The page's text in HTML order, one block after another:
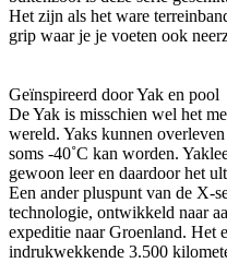
Het zijn als het ware
grip waar je je voeten ook
Geïnspireerd door Yak en pool
De Yak is misschien wel het
wereld. Yaks kunnen
soms -40˚C kan worden.
gewoon leer en daardoor het
Een ander pluspunt van de X-
technologie, ontwikkeld naar
expeditie naar Groenland. Het
indrukwekkende 3.500